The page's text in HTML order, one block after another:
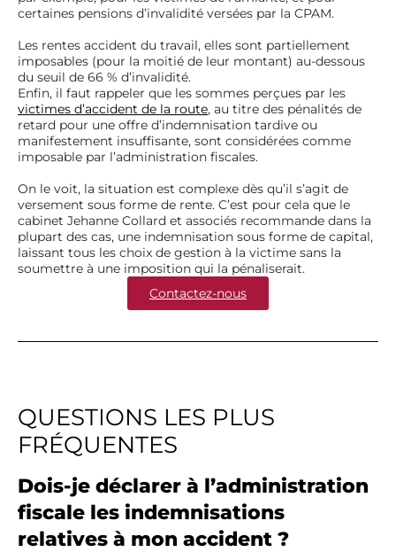
certaines pensions d’invalidité versées par la CPAM.
Les rentes accident du travail, elles sont partiellement
imposables (pour la moitié de leur montant) au-dessous
du seuil de 66 % d’invalidité.
Enfin, il faut rappeler que les sommes perçues par les
victimes d’accident de la route, au titre des pénalités de
retard pour une offre d’indemnisation tardive ou
manifestement insuffisante, sont considérées comme
imposable par l’administration fiscales.
On le voit, la situation est complexe dès qu’il s’agit de
versement sous forme de rente. C’est pour cela que le
cabinet Jehanne Collard et associés recommande dans la
plupart des cas, une indemnisation sous forme de capital,
laissant tous les choix de gestion à la victime sans la
soumettre à une imposition qui la pénaliserait.
Contactez-nous
QUESTIONS LES PLUS
FRÉQUENTES
Dois-je déclarer à l’administration
fiscale les indemnisations
relatives à mon accident ?